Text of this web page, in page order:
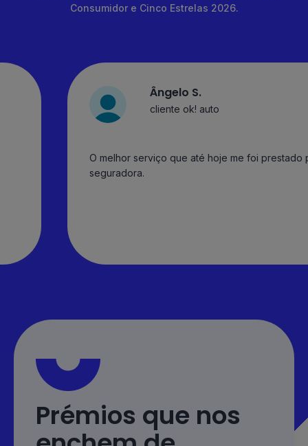
Consumidor e Cinco Estrelas 2026.
Ângelo S.
cliente ok! auto
O melhor serviço que até hoje me foi prestado
seguradora.
Prémios que nos